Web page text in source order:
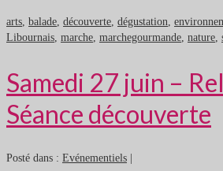
arts, balade, découverte, dégustation,
Libournais, marche, marchegourmande, nature,
Samedi 27 juin –
Séance découverte
Posté dans : Evénementiels